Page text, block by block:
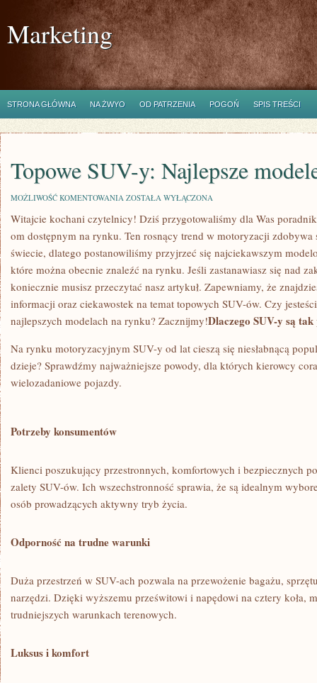
Marketing
STRONA GŁÓWNA NA ŻWYO OD PATRZENIA POGOŃ SPIS TREŚCI
Topowe SUV-y: Najlepsze
MOŻLIWOŚĆ KOMENTOWANIA TOPOWE
Y:
NAJLEPSZE
MODELE
NA
RYNKU
ZOSTAŁA WYŁĄCZONA
Witajcie kochani czytelnicy! Dziś przygotowaliśmy dla Was
om dostępnym‍ na rynku. Ten‍ rosnący trend w motoryzacji zdobywa
‍świecie, dlatego postanowiliśmy⁢ przyjrzeć się najciekawszym
które można obecnie znaleźć na rynku.⁣ Jeśli⁢ zastanawiasz się nad‍
koniecznie musisz przeczytać nasz ​artykuł. Zapewniamy, że
informacji oraz ciekawostek na temat topowych SUV-ów. Czy
najlepszych‍ modelach na ⁢rynku? Zacznijmy!Dlaczego SUV-y są
Na rynku motoryzacyjnym SUV-y od lat cieszą ‍się niesłabnącą
dzieje? Sprawdźmy ⁢najważniejsze powody, dla których kierowcy
wielozadaniowe pojazdy.
Potrzeby ‌konsumentów
Klienci poszukujący przestronnych, komfortowych i bezpiecznych
zalety SUV-ów.⁤ Ich wszechstronność sprawia, że są ‌idealnym
osób prowadzących ‍aktywny tryb ‌życia.
Odporność na trudne warunki
Duża przestrzeń w SUV-ach pozwala na przewożenie bagażu,⁤
narzędzi. Dzięki wyższemu‍ prześwitowi‌ i napędowi ⁣na cztery koła,
trudniejszych warunkach terenowych.
Luksus​ i komfort